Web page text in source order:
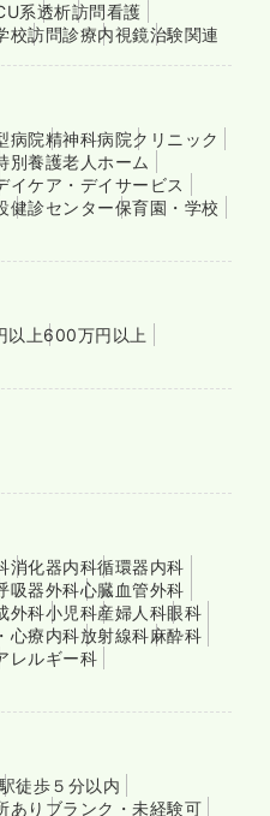
系透析訪問看護
校訪問診療内視鏡治験関連
病院精神科病院クリニック
別養護老人ホーム
イケア・デイサービス
健診センター保育園・学校
以上600万円以上
消化器内科循環器内科
吸器外科心臓血管外科
外科小児科産婦人科眼科
心療内科放射線科麻酔科
レルギー科
駅徒歩５分以内
あり ブランク・未経験可